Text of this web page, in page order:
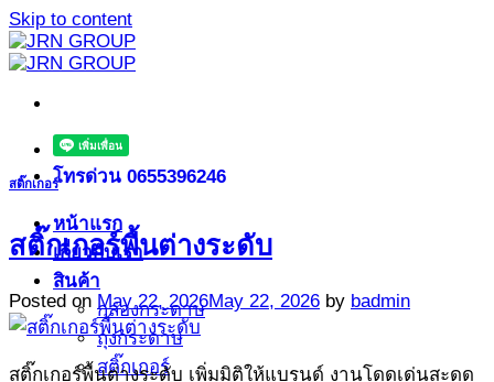
Skip to content
โทรด่วน 0655396246
หน้าแรก
เกี่ยวกับเรา
สินค้า
กล่องกระดาษ
ถุงกระดาษ
สติ๊กเกอร์
สติ๊กเกอร์
สติ๊กเกอร์พื้นต่างระดับ
Posted on May 22, 2026May 22, 2026 by badmin
สติ๊กเกอร์พื้นต่างระดับ เพิ่มมิติให้แบรนด์ งานโดดเด่นสะดุด